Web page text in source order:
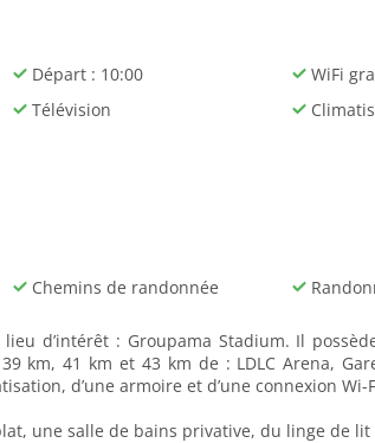
Départ : 10:00 WiFi
Télévision
Chemins de randonnée
d’intérêt : Groupama Stadium. Il
41 km et 43 km de : LDLC Arena,
d’une armoire et d’une connexion Wi-
une salle de bains privative, du linge de lit